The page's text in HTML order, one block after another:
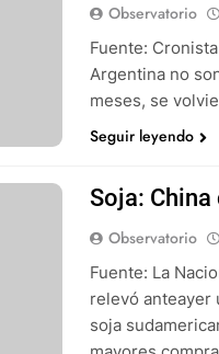
Observatorio
Fuente:
Argentina no
meses, se
Seguir leyendo
Soja:
Observatorio
Fuente: La
relevó anteayer
soja